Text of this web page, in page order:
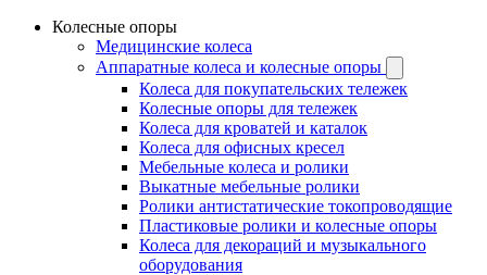
Колесные опоры
Медицинские колеса
Аппаратные колеса и колесные опоры
Колеса для покупательских тележек
Колесные опоры для тележек
Колеса для кроватей и каталок
Колеса для офисных кресел
Мебельные колеса и ролики
Выкатные мебельные ролики
Ролики антистатические токопроводящие
Пластиковые ролики и колесные опоры
Колеса для декораций и музыкального
оборудования